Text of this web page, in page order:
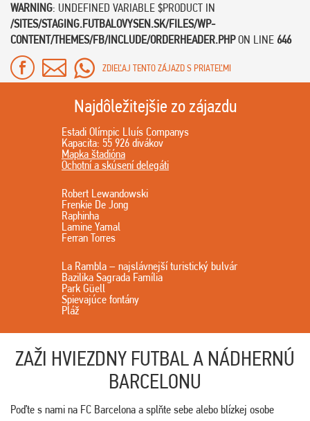
WARNING: UNDEFINED VARIABLE $PRODUCT IN
/SITES/STAGING.FUTBALOVYSEN.SK/FILES/WP-
CONTENT/THEMES/FB/INCLUDE/ORDERHEADER.PHPON LINE 646
ZDIEĽAJ TENTO ZÁJAZD S PRIATEĽMI
Najdôležitejšie zo zájazdu
Estadi Olímpic Lluís Companys
Kapacita: 55 926 divákov
Mapka štadióna
Ochotní a skúsení delegáti
Robert Lewandowski
Frenkie De Jong
Raphinha
Lamine Yamal
Ferran Torres
La Rambla – najslávnejší turistický bulvár
Bazilika Sagrada Família
Park Güell
Spievajúce fontány
Pláž
ZAŽI HVIEZDNY FUTBAL A NÁDHERNÚ
BARCELONU
Poďte s nami na FC Barcelona a splňte sebe alebo blízkej osobe